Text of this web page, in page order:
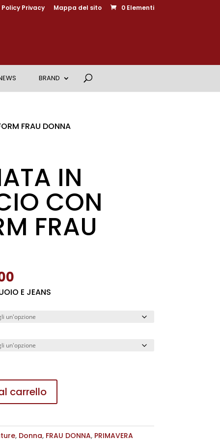
Policy Privacy Mappa del sito 0 Elementi
BRAND
FRAU DONNA
IN
CON
FRAU
Il
prezzo
è:
E JEANS
carrello
, Donna, FRAU DONNA, PRIMAVERA